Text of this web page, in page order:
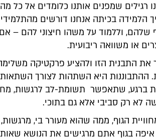
רגילים שמפנים אותנו כלומדים אל כל מה
הלמידה בכיתה אנחנו דורשים
וללמוד על משהו חיצוני להם –
או משוואה ריבועית.
את התבנית הזו ולהציע פרקטיקה
ההתבוננות היא השתהות לצורך
ברגע, שתאפשר תשומת-לב לרגשות,
לא רק סביבי אלא גם בתוכי.
הגוף, ממה שהוא מעורר בי, מרגשות,
בגוף אתם מרגישים את הנושא